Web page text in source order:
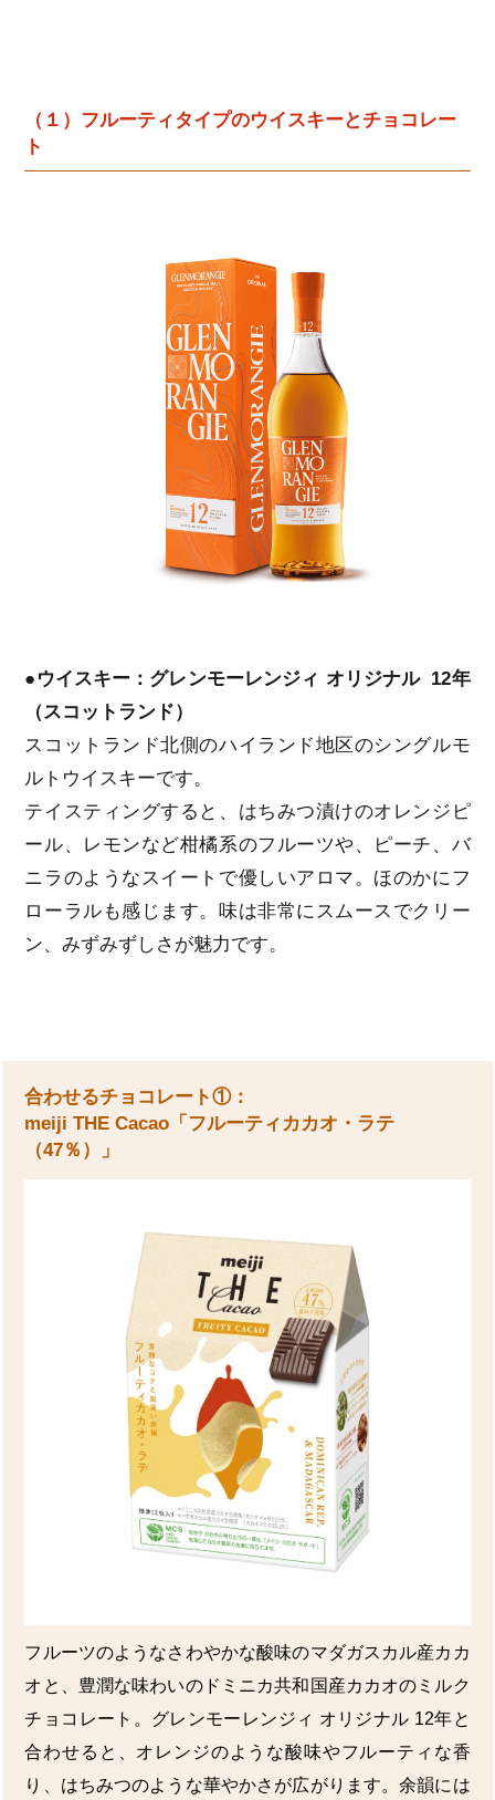
（１）フルーティタイプのウイスキーとチョコレー
ト
●ウイスキー：グレンモーレンジィ オリジナル 12年
（スコットランド）
スコットランド北側のハイランド地区のシングルモ
ルトウイスキーです。
テイスティングすると、はちみつ漬けのオレンジピ
ール、レモンなど柑橘系のフルーツや、ピーチ、バ
ニラのようなスイートで優しいアロマ。ほのかにフ
ローラルも感じます。味は非常にスムースでクリー
ン、みずみずしさが魅力です。
合わせるチョコレート①：
meiji THE Cacao「フルーティカカオ・ラテ
（47％）」
フルーツのようなさわやかな酸味のマダガスカル産カカ
オと、豊潤な味わいのドミニカ共和国産カカオのミルク
チョコレート。グレンモーレンジィ オリジナル 12年と
合わせると、オレンジのような酸味やフルーティな香
り、はちみつのような華やかさが広がります。余韻には